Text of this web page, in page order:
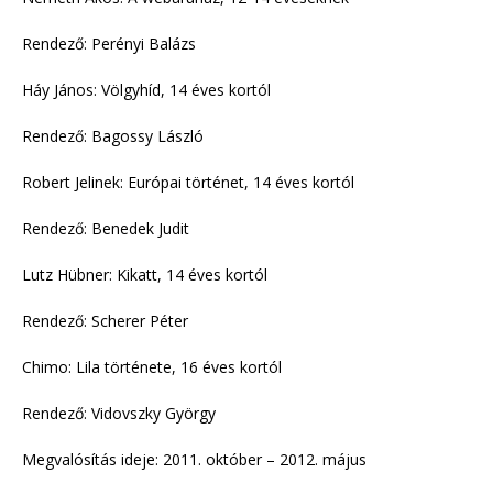
Rendező: Perényi Balázs
Háy János: Völgyhíd, 14 éves kortól
Rendező: Bagossy László
Robert Jelinek: Európai történet, 14 éves kortól
Rendező: Benedek Judit
Lutz Hübner: Kikatt, 14 éves kortól
Rendező: Scherer Péter
Chimo: Lila története, 16 éves kortól
Rendező: Vidovszky György
Megvalósítás ideje: 2011. október – 2012. május